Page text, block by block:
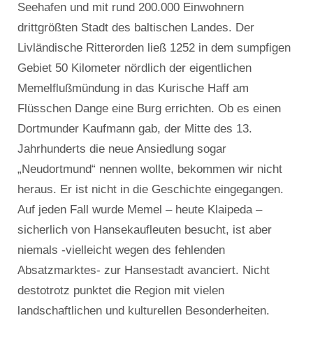
Seehafen und mit rund 200.000 Einwohnern
drittgrößten Stadt des baltischen Landes. Der
Livländische Ritterorden ließ 1252 in dem sumpfigen
Gebiet 50 Kilometer nördlich der eigentlichen
Memelflußmündung in das Kurische Haff am
Flüsschen Dange eine Burg errichten. Ob es einen
Dortmunder Kaufmann gab, der Mitte des 13.
Jahrhunderts die neue Ansiedlung sogar
„Neudortmund“ nennen wollte, bekommen wir nicht
heraus. Er ist nicht in die Geschichte eingegangen.
Auf jeden Fall wurde Memel – heute Klaipeda –
sicherlich von Hansekaufleuten besucht, ist aber
niemals -vielleicht wegen des fehlenden
Absatzmarktes- zur Hansestadt avanciert. Nicht
destotrotz punktet die Region mit vielen
landschaftlichen und kulturellen Besonderheiten.